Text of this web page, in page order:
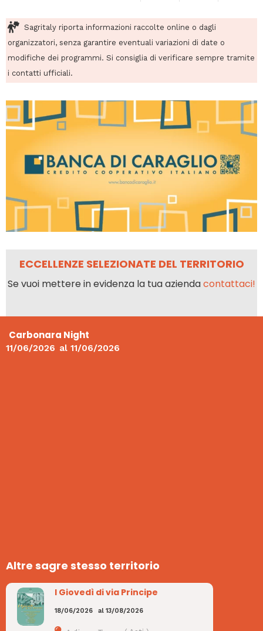
Sagritaly riporta informazioni raccolte online o dagli
organizzatori, senza garantire eventuali variazioni di date o
modifiche dei programmi. Si consiglia di verificare sempre tramite
i contatti ufficiali.
ECCELLENZE SELEZIONATE DEL TERRITORIO
Se vuoi mettere in evidenza la tua aziendacontattaci!
Carbonara Night
11/06/2026 al 11/06/2026
Altre sagre stesso territorio
I Giovedì di via Principe
18/06/2026 al 13/08/2026